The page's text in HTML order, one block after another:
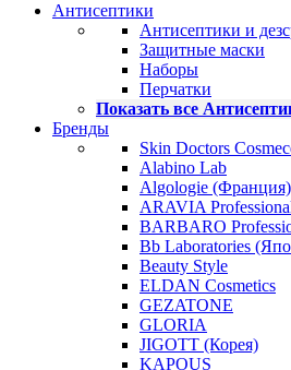
Антисептики
Антисептики и
Защитные маски
Наборы
Перчатки
Показать все
Бренды
Skin Doctors
Alabino Lab
Algologie (Франция)
ARAVIA
BARBARO
Bb Laboratories
Beauty Style
ELDAN Cosmetics
GEZATONE
GLORIA
JIGOTT (Корея)
KAPOUS